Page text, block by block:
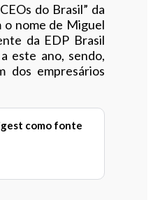
do Brasil” da
o nome de Miguel
da EDP Brasil
este ano, sendo,
dos empresários
como fonte